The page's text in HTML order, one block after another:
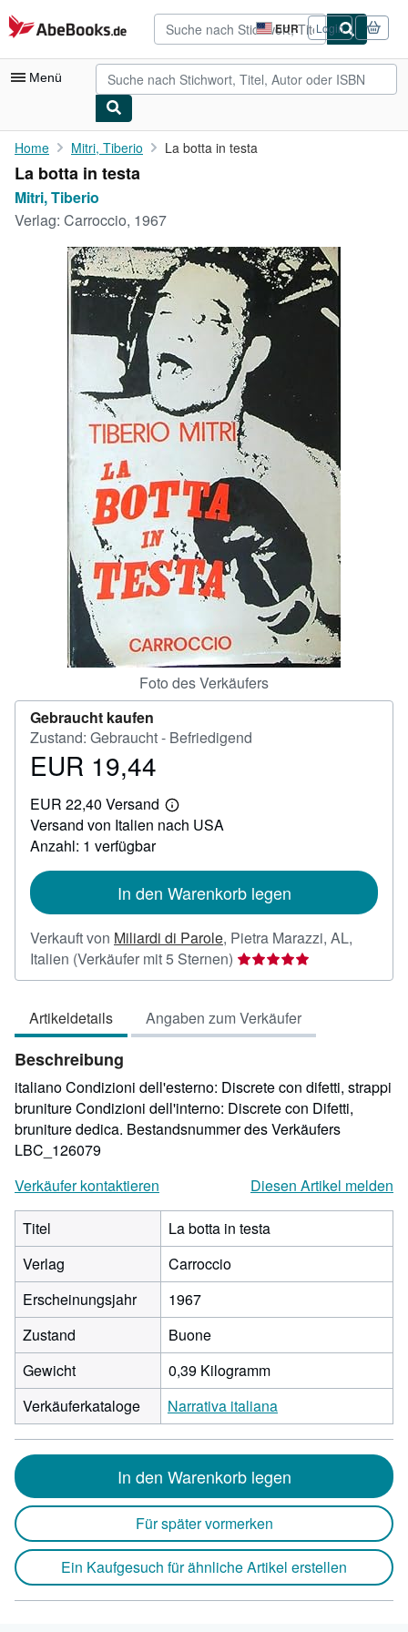
Zum Hauptinhalt
AbeBooks.de EUR
Seite
der
Einkaufseinstellungen.
Login
Menü
Nutzerkonto
Meine Bestellungen
Detailsuche
Antiquarische Bücher
Kunst & Sammlerstücke
Verkäufer
SCHLIESSEN
Home Mitri, Tiberio La botta in testa
La botta in testa
Mitri, Tiberio
Verlag: Carroccio, 1967
Foto des Verkäufers
Gebraucht kaufen
Zustand: Gebraucht - Befriedigend
Preis
19,44
EUR 19,44
EUR 22,40 Versand
Weitere
Informationen
Versand von Italien nach USA
Anzahl: 1 verfügbar
In den Warenkorb legen
Verkauft von Miliardi di Parole, Pietra Marazzi, AL,
Italien (Verkäufer mit 5 Sternen) Verkäuferbewertung
5
5
Sternen
Artikeldetails Angaben zum Verkäufer
Beschreibung
italiano Condizioni dell'esterno: Discrete con difetti, strappi
bruniture Condizioni dell'interno: Discrete con Difetti,
bruniture dedica. Bestandsnummer des Verkäufers
LBC_126079
Verkäufer kontaktieren
Diesen Artikel melden
Titel
La botta in testa
Verlag
Carroccio
Erscheinungsjahr
1967
Zustand
Buone
Gewicht
0,39 Kilogramm
Verkäuferkataloge
Narrativa italiana
In den Warenkorb legen
Für später vormerken
Ein Kaufgesuch für ähnliche Artikel erstellen